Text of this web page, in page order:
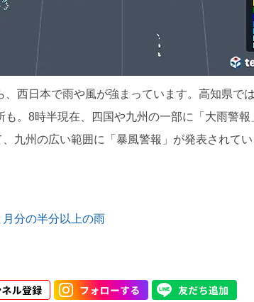
西日本で雨や風が強まっています。高知県で
。8時半現在、四国や九州の一部に「大雨警報
九州の広い範囲に「暴風警報」が発表されてい
分の半分以上の雨